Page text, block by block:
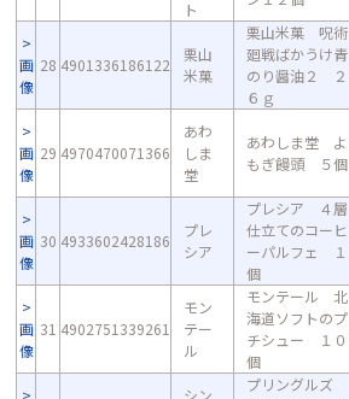
ト
画
像
28 4901336186122
栗山
米菓
栗山米菓 呪術
廻戦ばかうけ青
のり醤油２ ２
６ｇ
画
像
29 4970470071366
あわ
しま
堂
あわしま堂 よ
もぎ饅頭 ５個
画
像
30 4933602428186
プレ
シア
プレシア ４層
仕立てのコーヒ
ーパルフェ １
個
画
像
31 4902751339261
モン
テー
ル
モンテール 北
海道ソフトのプ
チシュー １０
個
シン
プリングルズ